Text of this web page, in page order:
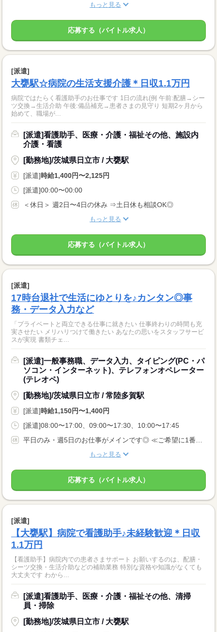
もっと見る
応募する（バイトル求人）
[派遣]
大甕駅☆病院の生活支援介護＊日収1.1万円
病院ではたらく看護助手のお仕事です 1日の流れ(例 午前:配膳→シー
ツ交換→生活介助 午後:備品補充→患者さまの見守り 短期2ヶ月から
始めて、職場が...
[派遣]看護助手、医療・介護・福祉その他、施設内
介護・看護
[勤務地]/茨城県日立市 / 大甕駅
[派遣]時給1,400円〜2,125円
[派遣]00:00〜00:00
＜休日＞ 週2日〜4日の休み ⇒土日休も相談OK◎
もっと見る
応募する（バイトル求人）
[派遣]
17時台退社で生活にゆとりを♪カンタン◎事
務・データ入力など
「プライベートと両立できる仕事に就きたい 仕事終わりの時間も充
実させたい メリハリつけて働きたい あなたの思いをスタッフサービ
スが実現 書類チェ...
[派遣]一般事務職、データ入力、タイピング(PC・パ
ソコン・インターネット)、テレフォンオペレーター
(テレオペ)
[勤務地]/茨城県日立市 / 常陸多賀駅
[派遣]時給1,150円〜1,400円
[派遣]08:00〜17:00、09:00〜17:30、10:00〜17:45
もっと見る
応募する（バイトル求人）
[派遣]
【大甕駅】病院で看護助手♪未経験歓迎＊日収
1.1万円
【看護助手】病院内での患者さまサポート お願いするのは、配膳・
シーツ交換・生活介助などの補助業務 特別な資格や知識がなくても
大丈夫です わから...
[派遣]看護助手、医療・介護・福祉その他、清掃
員・掃除
[勤務地]/茨城県日立市 / 大甕駅